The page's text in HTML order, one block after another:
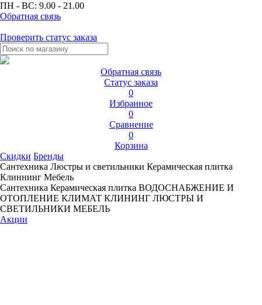
ПН - ВС: 9.00 - 21.00
Обратная связь
Проверить статус заказа
Обратная связь
Статус заказа
0
Избранное
0
Сравнение
0
Корзина
Скидки Бренды
Сантехника Люстры и светильники Керамическая плитка
Клиннинг Мебель
Сантехника Керамическая плитка ВОДОСНАБЖЕНИЕ И
ОТОПЛЕНИЕ КЛИМАТ КЛИНИНГ ЛЮСТРЫ И
СВЕТИЛЬНИКИ МЕБЕЛЬ
Акции